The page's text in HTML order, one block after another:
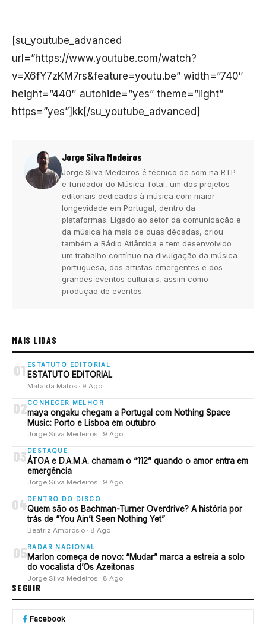
[su_youtube_advanced
url=”https://www.youtube.com/watch?
v=X6fY7zKM7rs&feature=youtu.be” width=”740″
height=”440″ autohide=”yes” theme=”light”
https=”yes”]kk[/su_youtube_advanced]
Jorge Silva Medeiros
Jorge Silva Medeiros é técnico de som na RTP
e fundador do Música Total, um dos projetos
editoriais dedicados à música com maior
longevidade em Portugal, dentro da
plataformas. Ligado ao setor da comunicação e
da música há mais de duas décadas, criou
também a Rádio Atlântida e tem desenvolvido
um trabalho contínuo na divulgação da música
portuguesa, dos artistas emergentes e dos
grandes eventos culturais, assim como
produção de eventos.
MAIS LIDAS
01 ESTATUTO EDITORIAL
ESTATUTO EDITORIAL
Mafalda Matos · 9 Ago
02 CONHECER MELHOR
maya ongaku chegam a Portugal com Nothing Space
Music: Porto e Lisboa em outubro
Jorge Silva Medeiros · 9 Ago
03 DESTAQUE
ÁTOA e D.A.M.A. chamam o “112” quando o amor entra em
emergência
Jorge Silva Medeiros · 9 Ago
04DENTRO DO DISCO
Quem são os Bachman-Turner Overdrive? A história por
trás de “You Ain’t Seen Nothing Yet”
Beatriz Ambrósio · 8 Ago
05 RADAR NACIONAL
Marlon começa de novo: “Mudar” marca a estreia a solo
do vocalista d’Os Azeitonas
Jorge Silva Medeiros · 8 Ago
SEGUIR
Facebook